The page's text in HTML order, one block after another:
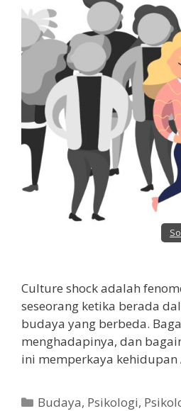
Culture shock adalah
seseorang ketika berada
budaya yang berbeda.
menghadapinya, dan
ini memperkaya kehidupan
Kategori
Budaya, Psikologi,